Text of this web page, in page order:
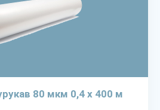
80 мкм 0,4 х 400 м